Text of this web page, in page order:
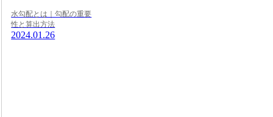
水勾配とは｜勾配の重要
性と算出方法
2024.01.26